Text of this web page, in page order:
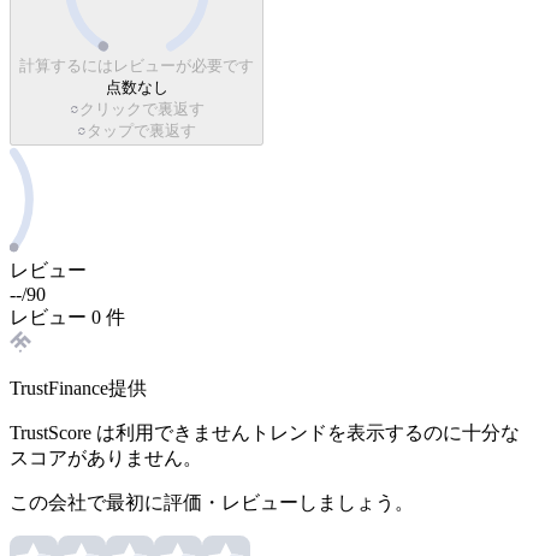
計算するにはレビューが必要です
点数なし
クリックで裏返す
タップで裏返す
レビュー
--/90
レビュー 0 件
TrustFinance提供
TrustScore は利用できません トレンドを表示するのに十分な
スコアがありません。
この会社で最初に評価・レビューしましょう。